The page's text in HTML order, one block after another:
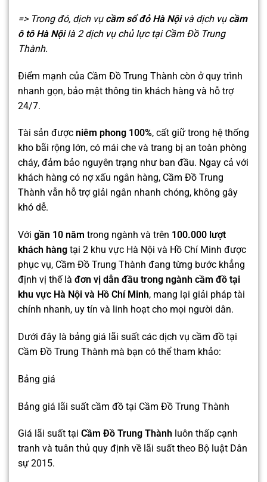
=> Trong đó, dịch vụ cầm sổ đỏ Hà Nộivà dịch vụ cầm
ô tô Hà Nộilà 2 dịch vụ chủ lực tại Cầm Đồ Trung
Thành.
Điểm mạnh của Cầm Đồ Trung Thành còn ở quy trình
nhanh gọn, bảo mật thông tin khách hàng và hỗ trợ
24/7.
Tài sản được niêm phong 100%, cất giữ trong hệ thống
kho bãi rộng lớn, có mái che và trang bị an toàn phòng
cháy, đảm bảo nguyên trạng như ban đầu. Ngay cả với
khách hàng có nợ xấu ngân hàng, Cầm Đồ Trung
Thành vẫn hỗ trợ giải ngân nhanh chóng, không gây
khó dễ.
Với gần 10 năm trong ngành và trên 100.000 lượt
khách hàng tại 2 khu vực Hà Nội và Hồ Chí Minh được
phục vụ, Cầm Đồ Trung Thành đang từng bước khẳng
định vị thế là đơn vị dẫn đầu trong ngành cầm đồ tại
khu vực Hà Nội và Hồ Chí Minh, mang lại giải pháp tài
chính nhanh, uy tín và linh hoạt cho mọi người dân.
Dưới đây là bảng giá lãi suất các dịch vụ cầm đồ tại
Cầm Đồ Trung Thành mà bạn có thể tham khảo:
Bảng giá
Bảng giá lãi suất cầm đồ tại Cầm Đồ Trung Thành
Giá lãi suất tại Cầm Đồ Trung Thành luôn thấp cạnh
tranh và tuân thủ quy định về lãi suất theo Bộ luật Dân
sự 2015.